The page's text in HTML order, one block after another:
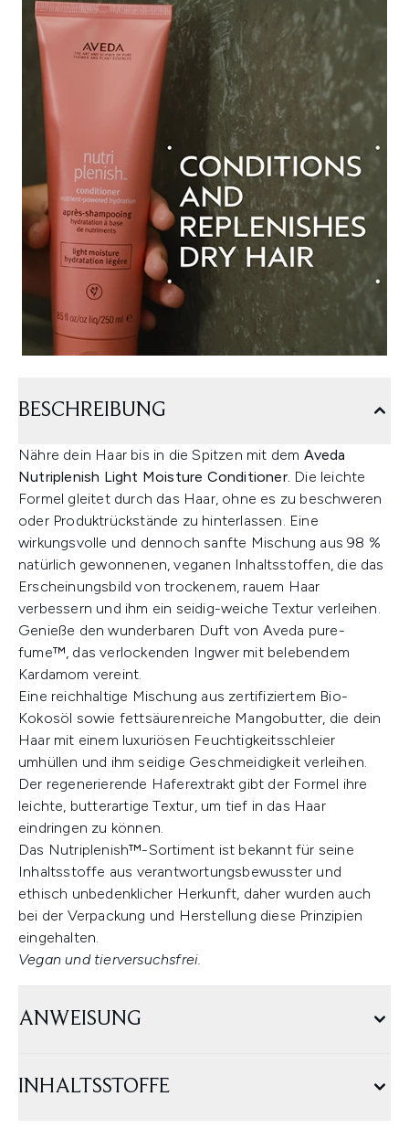
BESCHREIBUNG
Nähre dein Haar bis in die Spitzen mit dem Aveda
Nutriplenish Light Moisture Conditioner. Die leichte
Formel gleitet durch das Haar, ohne es zu beschweren
oder Produktrückstände zu hinterlassen. Eine
wirkungsvolle und dennoch sanfte Mischung aus 98 %
natürlich gewonnenen, veganen Inhaltsstoffen, die das
Erscheinungsbild von trockenem, rauem Haar
verbessern und ihm ein seidig-weiche Textur verleihen.
Genieße den wunderbaren Duft von Aveda pure-
fume™, das verlockenden Ingwer mit belebendem
Kardamom vereint.
Eine reichhaltige Mischung aus zertifiziertem Bio-
Kokosöl sowie fettsäurenreiche Mangobutter, die dein
Haar mit einem luxuriösen Feuchtigkeitsschleier
umhüllen und ihm seidige Geschmeidigkeit verleihen.
Der regenerierende Haferextrakt gibt der Formel ihre
leichte, butterartige Textur, um tief in das Haar
eindringen zu können.
Das Nutriplenish™-Sortiment ist bekannt für seine
Inhaltsstoffe aus verantwortungsbewusster und
ethisch unbedenklicher Herkunft, daher wurden auch
bei der Verpackung und Herstellung diese Prinzipien
eingehalten.
Vegan und tierversuchsfrei.
ANWEISUNG
INHALTSSTOFFE